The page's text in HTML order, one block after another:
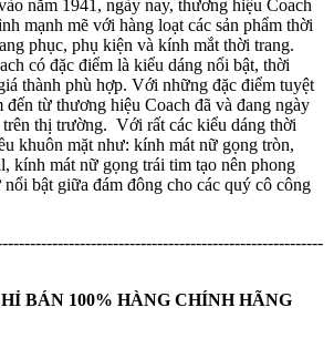
năm 1941, ngày nay, thương hiệu Coach
mạnh mẽ với hàng loạt các sản phẩm thời
phục, phụ kiện và kính mắt thời trang.
có đặc điểm là kiểu dáng nổi bật, thời
thành phù hợp. Với những đặc điểm tuyệt
đến từ thương hiệu Coach đã và đang ngày
trên thị trường. Với rất các kiểu dáng thời
khuôn mặt như: kính mát nữ gọng tròn,
kính mát nữ gọng trái tim tạo nên phong
nổi bật giữa đám đông cho các quý cô công
BÁN 100% HÀNG CHÍNH HÃNG